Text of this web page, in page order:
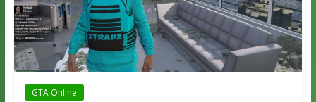
GTA Online